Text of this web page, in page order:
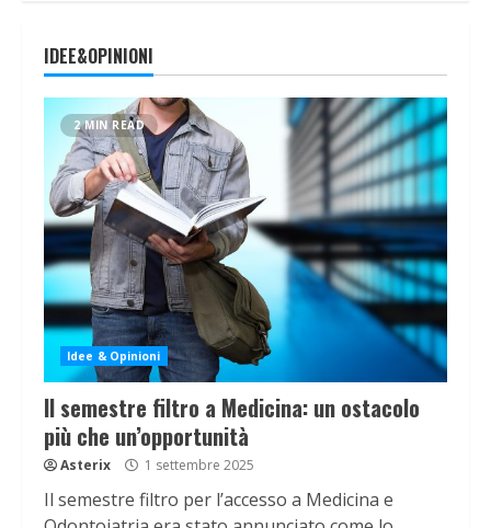
IDEE&OPINIONI
2 MIN READ
Idee & Opinioni
Il semestre filtro a Medicina: un ostacolo
più che un’opportunità
Asterix 1 settembre 2025
Il semestre filtro per l’accesso a Medicina e